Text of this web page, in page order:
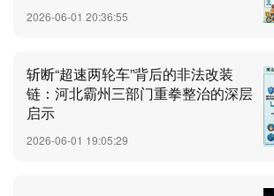
2026-06-01 20:36:55
斩断“超速两轮车”背后的非法改装
链：河北霸州三部门重拳整治的深层
启示
2026-06-01 19:05:29